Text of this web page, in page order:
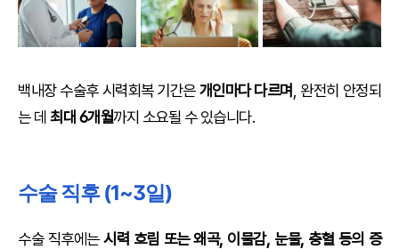
백내장 수술후 시력회복 기간은개인마다 다르며 , 완전히 안정되
는 데최대 6개월까지 소요될 수 있습니다.
수술 직후 (1~3일)
수술 직후에는시력 흐림 또는 왜곡, 이물감, 눈물, 충혈 등의 증